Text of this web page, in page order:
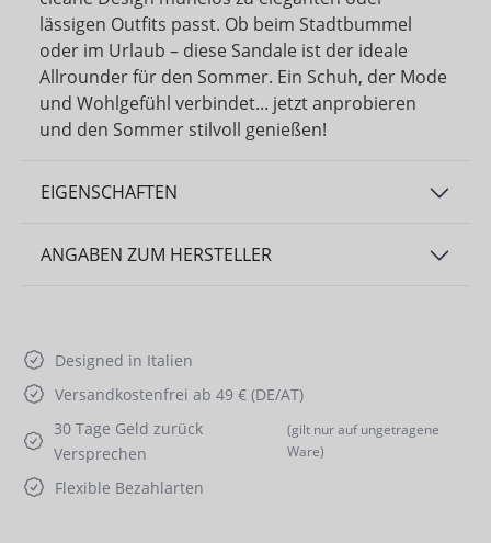
lässigen Outfits passt. Ob beim Stadtbummel
oder im Urlaub – diese Sandale ist der ideale
Allrounder für den Sommer. Ein Schuh, der Mode
und Wohlgefühl verbindet... jetzt anprobieren
und den Sommer stilvoll genießen!
EIGENSCHAFTEN
ANGABEN ZUM HERSTELLER
Designed in Italien
Versandkostenfrei ab 49 € (DE/AT)
30 Tage Geld zurück
Versprechen
(gilt nur auf ungetragene
Ware)
Flexible Bezahlarten